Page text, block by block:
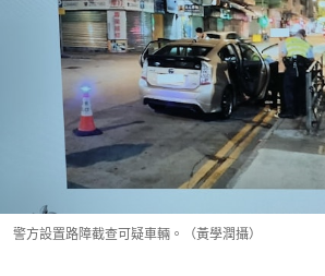
警方設置路障截查可疑車輛。（黃學潤攝）